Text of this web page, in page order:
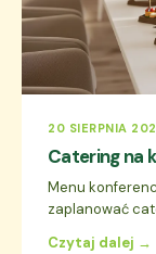
20 SIERPNIA
Catering na
Menu
zaplanować
Czytaj dalej →